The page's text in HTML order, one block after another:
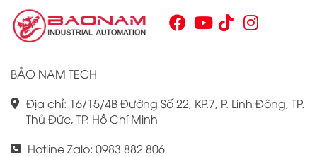
Chính vì vậy, việc nắm vững những thông tin cơ bản về PLC
Omron CJ1W là điều cần thiết cho bất kỳ ai muốn cải thiện
hiệu suất công việc của mình.
BẢO NAM TECH
Địa chỉ: 16/15/4B Đường Số 22, KP.7, P. Linh Đông, TP.
Thủ Đức, TP. Hồ Chí Minh
Hotline Zalo: 0983 882 806